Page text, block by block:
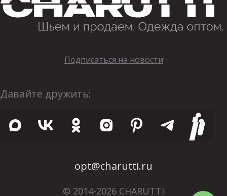
Подписаться на новости
Давайте дружить:
opt@charutti.ru
© 2014-2026 CHARUTTI